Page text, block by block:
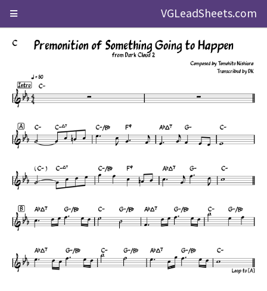
VGLeadSheets.com